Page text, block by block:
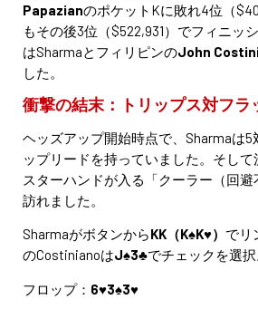
PapazianのポケットKに敗れ4位（
もその後3位（$522,931）でフィニッ
はSharmaとフィリピンのJohn
した。
衝撃の結末：トリップス対フラ
ヘッズアップ開始時点で、Sharmaは5
ップリードを持っていました。そし
スターハンドが入る「クーラー（回
訪れました。
SharmaがボタンからKK（K♠K♥） でリ
のCostinianoはJ♠3♣でチェックを選択
フロップ： 6♥3♠3♥